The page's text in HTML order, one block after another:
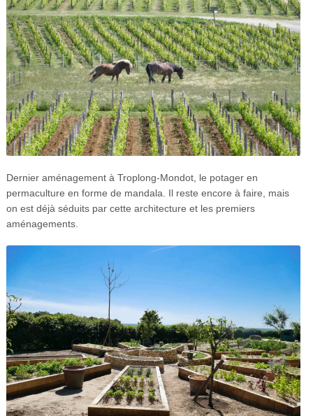
Dernier aménagement à Troplong-Mondot, le potager en
permaculture en forme de mandala. Il reste encore à faire, mais
on est déjà séduits par cette architecture et les premiers
aménagements.